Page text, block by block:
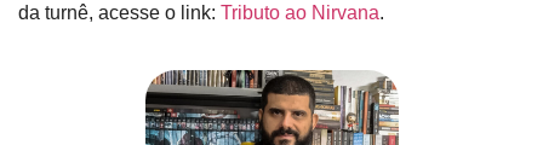
da turnê, acesse o link: Tributo ao Nirvana.